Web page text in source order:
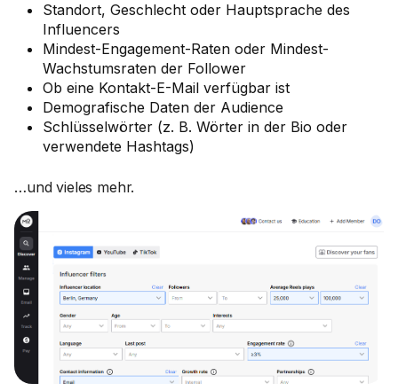
Standort, Geschlecht oder Hauptsprache des
Influencers
Mindest-Engagement-Raten oder Mindest-
Wachstumsraten der Follower
Ob eine Kontakt-E-Mail verfügbar ist
Demografische Daten der Audience
Schlüsselwörter (z. B. Wörter in der Bio oder
verwendete Hashtags)
…und vieles mehr.